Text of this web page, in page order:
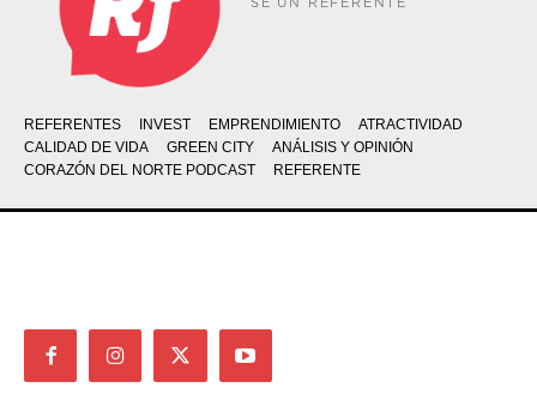
REFERENTES INVEST EMPRENDIMIENTO
ATRACTIVIDAD
CALIDAD DE VIDA
GREEN CITY
ANÁLISIS Y OPINIÓN
CORAZÓN DEL NORTE PODCAST
REFERENTE